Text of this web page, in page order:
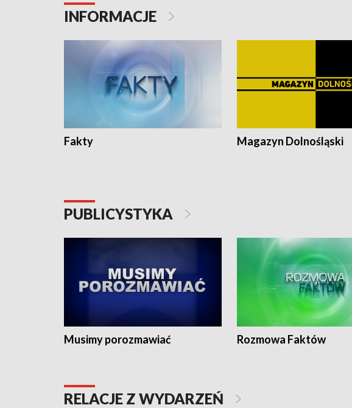
● Odbudowa po powodzi ● Filmowy
Lubomierz
INFORMACJE
Fakty Magazyn Dolnośląski
PUBLICYSTYKA
Musimy porozmawiać Rozmowa Faktów
RELACJE Z WYDARZEŃ